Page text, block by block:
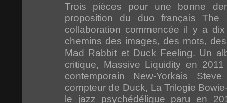
Trois pièces pour une bonne
proposition du duo français
collaboration commencée il y a
chemins des images, des mots,
Mad Rabbit et Duck Feeling. Un
critique, Massive Liquidity en
contemporain New-Yorkais
compteur de Duck, La Trilogie
le jazz psychédélique paru en